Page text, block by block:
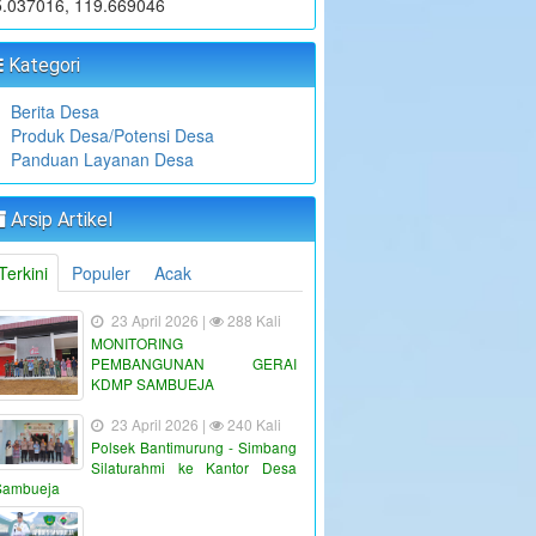
Kategori
Berita Desa
Produk Desa/Potensi Desa
Panduan Layanan Desa
Arsip Artikel
Populer Acak
23 April 2026 |
288 Kali
MONITORING
PEMBANGUNAN GERAI
KDMP SAMBUEJA
23 April 2026 |
240 Kali
Polsek Bantimurung - Simbang
Silaturahmi ke Kantor Desa